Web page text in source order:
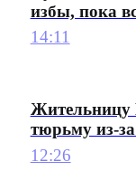
избы, пока
14:11
Жительницу
тюрьму из-
12:26